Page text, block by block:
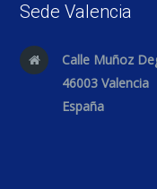
Sede Valencia
Calle Muñoz
46003 Valencia
España